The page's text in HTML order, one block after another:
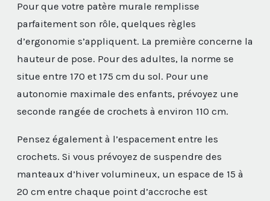
Pour que votre patère murale remplisse
parfaitement son rôle, quelques règles
d’ergonomie s’appliquent. La première concerne la
hauteur de pose. Pour des adultes, la norme se
situe entre 170 et 175 cm du sol. Pour une
autonomie maximale des enfants, prévoyez une
seconde rangée de crochets à environ 110 cm.
Pensez également à l’espacement entre les
crochets. Si vous prévoyez de suspendre des
manteaux d’hiver volumineux, un espace de 15 à
20 cm entre chaque point d’accroche est